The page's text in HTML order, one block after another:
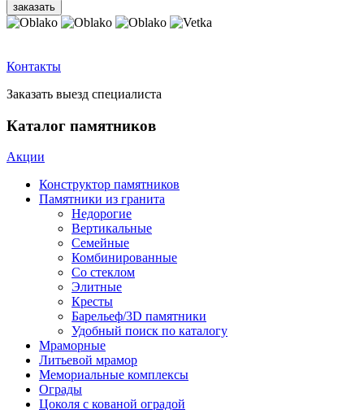
Контакты
Заказать выезд специалиста
Каталог памятников
Акции
Конструктор памятников
Памятники из гранита
Недорогие
Вертикальные
Семейные
Комбинированные
Со стеклом
Элитные
Кресты
Барельеф/3D памятники
Удобный поиск по каталогу
Мраморные
Литьевой мрамор
Мемориальные комплексы
Ограды
Цоколя с кованой оградой